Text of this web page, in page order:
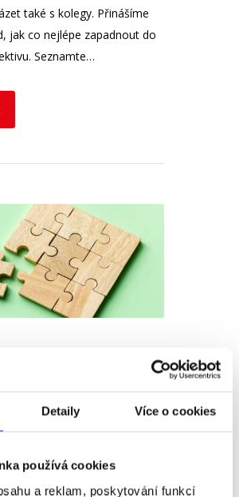
Detaily Více o cookies
používá cookies
a reklam, poskytování funkcí
také s kolegy. Přinášíme
jak co nejlépe zapadnout do
Seznamte…
Barbora Šugárková
do nového zaměstnání?
běží hlavou spousta otázek,